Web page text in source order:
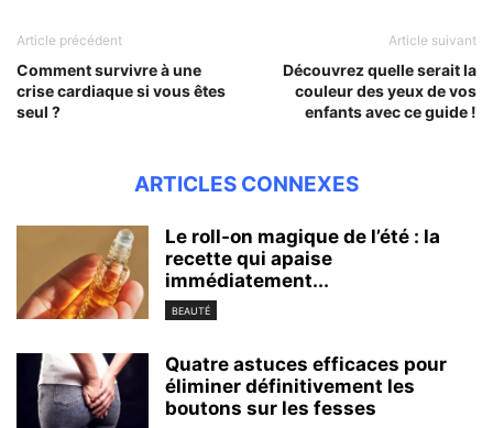
Article précédent
Comment survivre à une
crise cardiaque si vous êtes
seul ?
Article suivant
Découvrez quelle serait la
couleur des yeux de vos
enfants avec ce guide !
ARTICLES CONNEXES
Le roll-on magique de l’été : la
recette qui apaise
immédiatement...
BEAUTÉ
Quatre astuces efficaces pour
éliminer définitivement les
boutons sur les fesses